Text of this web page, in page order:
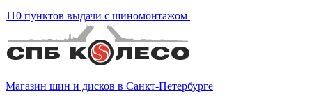
110 пунктов выдачи с шиномонтажом
Магазин шин и дисков в Санкт-Петербурге